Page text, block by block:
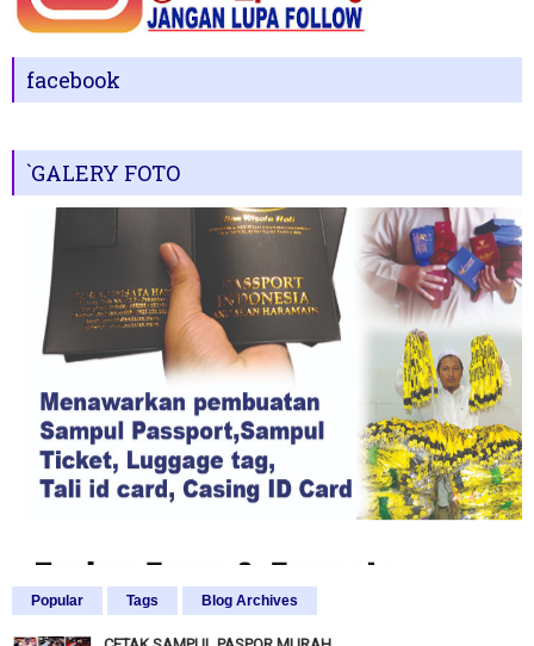
facebook
`GALERY FOTO
Popular Tags Blog Archives